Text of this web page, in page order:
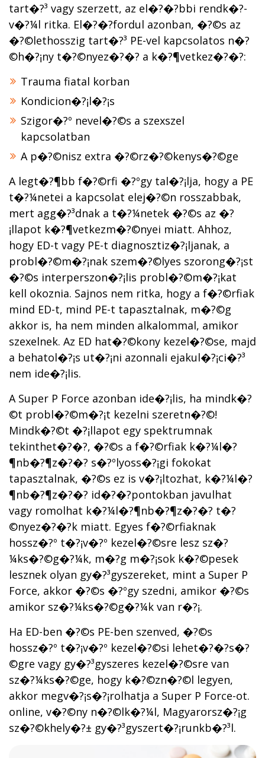
tart�?³ vagy szerzett, az el�?�?bbi rendk�?­
v�?¼l ritka. El�?�?fordul azonban, �?©s az
�?©lethosszig tart�?³ PE-vel kapcsolatos n�?
©h�?¡ny t�?©nyez�?�? a k�?¶vetkez�?�?:
Trauma fiatal korban
Kondicion�?¡l�?¡s
Szigor�?º nevel�?©s a szexszel
kapcsolatban
A p�?©nisz extra �?©rz�?©kenys�?©ge
A legt�?¶bb f�?©rfi �?ºgy tal�?¡lja, hogy a PE
t�?¼netei a kapcsolat elej�?©n rosszabbak,
mert agg�?³dnak a t�?¼netek �?©s az �?
¡llapot k�?¶vetkezm�?©nyei miatt. Ahhoz,
hogy ED-t vagy PE-t diagnosztiz�?¡ljanak, a
probl�?©m�?¡nak szem�?©lyes szorong�?¡st
�?©s interperszon�?¡lis probl�?©m�?¡kat
kell okoznia. Sajnos nem ritka, hogy a f�?©rfiak
mind ED-t, mind PE-t tapasztalnak, m�?©g
akkor is, ha nem minden alkalommal, amikor
szexelnek. Az ED hat�?©kony kezel�?©se, majd
a behatol�?¡s ut�?¡ni azonnali ejakul�?¡ci�?³
nem ide�?¡lis.
A Super P Force azonban ide�?¡lis, ha mindk�?
©t probl�?©m�?¡t kezelni szeretn�?©!
Mindk�?©t �?¡llapot egy spektrumnak
tekinthet�?�?, �?©s a f�?©rfiak k�?¼l�?
¶nb�?¶z�?�? s�?ºlyoss�?¡gi fokokat
tapasztalnak, �?©s ez is v�?¡ltozhat, k�?¼l�?
¶nb�?¶z�?�? id�?�?pontokban javulhat
vagy romolhat k�?¼l�?¶nb�?¶z�?�? t�?
©nyez�?�?k miatt. Egyes f�?©rfiaknak
hossz�?º t�?¡v�?º kezel�?©sre lesz sz�?
¼ks�?©g�?¼k, m�?­g m�?¡sok k�?©pesek
lesznek olyan gy�?³gyszereket, mint a Super P
Force, akkor �?©s �?ºgy szedni, amikor �?©s
amikor sz�?¼ks�?©g�?¼k van r�?¡.
Ha ED-ben �?©s PE-ben szenved, �?©s
hossz�?º t�?¡v�?º kezel�?©si lehet�?�?s�?
©gre vagy gy�?³gyszeres kezel�?©sre van
sz�?¼ks�?©ge, hogy k�?©zn�?©l legyen,
akkor megv�?¡s�?¡rolhatja a Super P Force-ot.
online, v�?©ny n�?©lk�?¼l, Magyarorsz�?¡g
sz�?©khely�?± gy�?³gyszert�?¡runkb�?³l.